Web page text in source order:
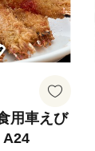
用車えび
A24